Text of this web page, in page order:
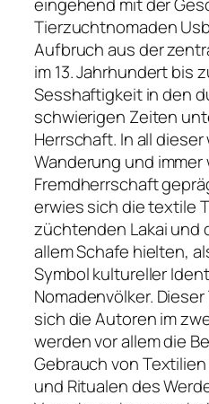
Tierzuchtnomaden
Aufbruch aus der
im 13. Jahrhundert bis
Sesshaftigkeit in den
schwierigen Zeiten
Herrschaft. In all
Wanderung und immer
Fremdherrschaft
erwies sich die textile
züchtenden Lakai und
allem Schafe hielten,
Symbol kultureller
Nomadenvölker.
sich die Autoren im
werden vor allem die
Gebrauch von
und Ritualen des